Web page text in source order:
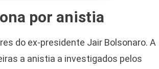
por anistia
do ex-presidente Jair Bolsonaro. A
a anistia a investigados pelos